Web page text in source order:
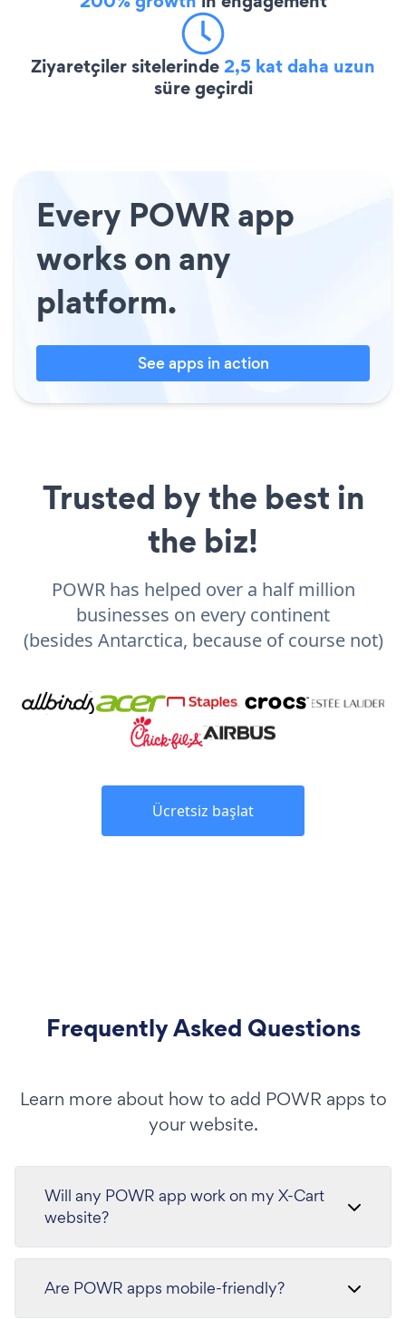
Ziyaretçiler sitelerinde2,5 kat daha uzun
süre geçirdi
Every POWR app
works on any
platform.
See apps in action
Trusted by the best in
the biz!
POWR has helped over a half million
businesses on every continent
(besides Antarctica, because of course not)
Ücretsiz başlat
Frequently Asked Questions
Learn more about how to add POWR apps to
your website.
Will any POWR app work on my X-Cart
website?
Are POWR apps mobile-friendly?